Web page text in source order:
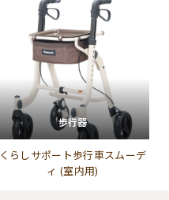
歩行器
くらしサポート歩行車スムーデ
ィ (室内用)